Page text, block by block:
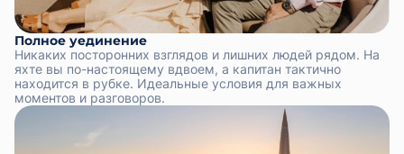
Полное уединение
Никаких посторонних взглядов и лишних людей рядом. На
яхте вы по-настоящему вдвоем, а капитан тактично
находится в рубке. Идеальные условия для важных
моментов и разговоров.